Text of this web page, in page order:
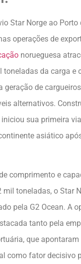
Star Norge ao
operações de
norueguesa
toneladas da carga e
geração de
alternativos.
sua primeira
asiático
comprimento e
mil toneladas, o Star
pela G2 Ocean. A
tanto pela
que apontaram
como fator decisivo